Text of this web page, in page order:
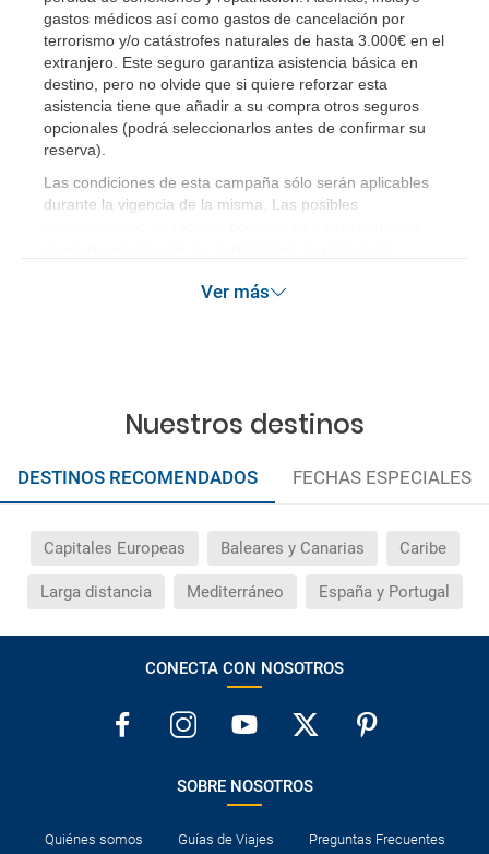
gastos médicos así como gastos de cancelación por
terrorismo y/o catástrofes naturales de hasta 3.000€ en el
extranjero. Este seguro garantiza asistencia básica en
destino, pero no olvide que si quiere reforzar esta
asistencia tiene que añadir a su compra otros seguros
opcionales (podrá seleccionarlos antes de confirmar su
reserva)
Las condiciones de esta campaña sólo serán aplicables
durante la vigencia de la misma. Las posibles
Ver más
Nuestros destinos
DESTINOS RECOMENDADOS FECHAS ESPECIALES
Capitales Europeas Baleares y Canarias Caribe
Larga distancia Mediterráneo España y Portugal
CONECTA CON NOSOTROS
SOBRE NOSOTROS
Quiénes somos Guías de Viajes Preguntas Frecuentes